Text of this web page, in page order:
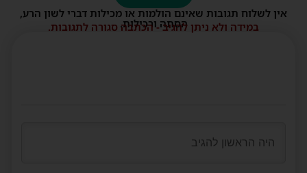
אין לשלוח תגובות שאינם הולמות או מכילות דברי לשון הרע,
הסתה ורכילות.
במידה ולא ניתן להגיב - הכתבה סגורה לתגובות.